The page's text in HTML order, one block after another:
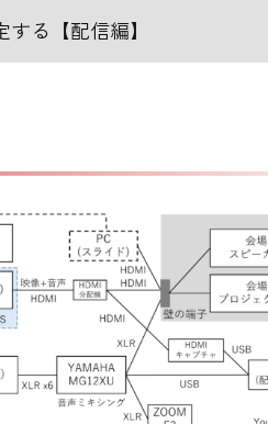
る【配信編】